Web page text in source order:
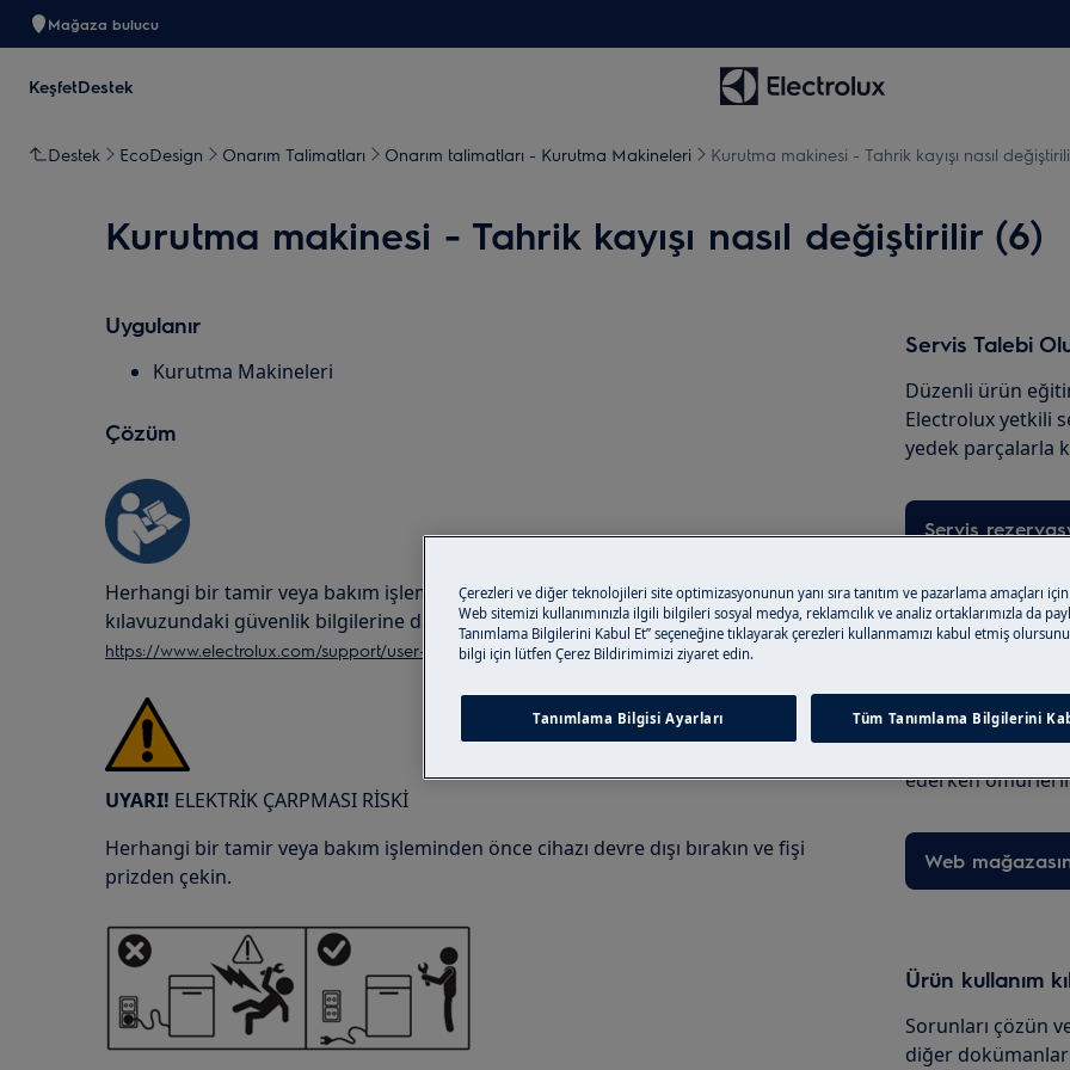
Mağaza bulucu
KeşfetDestek
Destek EcoDesign Onarım Talimatları Onarım talimatları - Kurutma Makineleri Kurutma makinesi - Tahrik kayışı nasıl
Kurutma makinesi - Tahrik kayışı nasıl değiştirilir (6)
Uygulanır
Kurutma Makineleri
Çözüm
Herhangi bir tamir veya bakım işleminden önce ürününüzün kullanım
kılavuzundaki güvenlik bilgilerine daima başvurun.
https://www.electrolux.com/support/user-manuals/
UYARI! ELEKTRİK ÇARPMASI RİSKİ
Herhangi bir tamir veya bakım işleminden önce cihazı devre dışı bırakın ve fişi
prizden çekin.
Servis Talebi
Düzenli ürün
Electrolux yetkili
yedek parçalarla
Servis
Bakım Ürünleri
Ürününüz için
ürünlerini online
verin;
ederken
Web
Ürün kullanım
Sorunları çözün
diğer
Çerezleri ve diğer teknolojileri site optimizasyonunun yanı sıra tanıtım ve pazarlama amaçları
Web sitemizi kullanımınızla ilgili bilgileri sosyal medya, reklamcılık ve analiz ortaklarımızla da
Tanımlama Bilgilerini Kabul Et” seçeneğine tıklayarak çerezleri kullanmamızı kabul etmiş
bilgi için lütfen Çerez Bildirimimizi ziyaret edin.
Tanımlama Bilgisi Ayarları Tüm Tanımlama Bilgilerini